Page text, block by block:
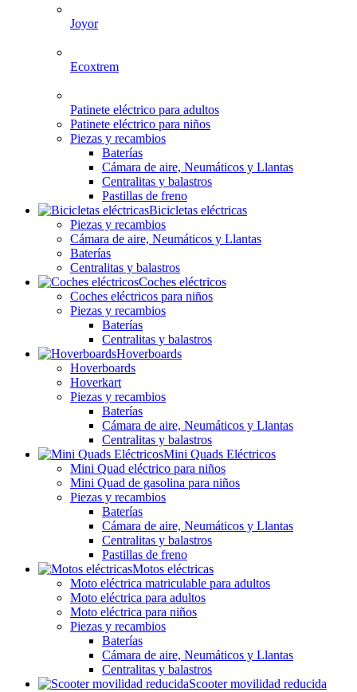
Joyor
Ecoxtrem
Patinete eléctrico para adultos
Patinete eléctrico para niños
Piezas y recambios
Baterías
Cámara de aire, Neumáticos y Llantas
Centralitas y balastros
Pastillas de freno
Bicicletas eléctricas
Piezas y recambios
Cámara de aire, Neumáticos y Llantas
Baterías
Centralitas y balastros
Coches eléctricos
Coches eléctricos para niños
Piezas y recambios
Baterías
Centralitas y balastros
Hoverboards
Hoverboards
Hoverkart
Piezas y recambios
Baterías
Cámara de aire, Neumáticos y Llantas
Centralitas y balastros
Mini Quads Eléctricos
Mini Quad eléctrico para niños
Mini Quad de gasolina para niños
Piezas y recambios
Baterías
Cámara de aire, Neumáticos y Llantas
Centralitas y balastros
Pastillas de freno
Motos eléctricas
Moto eléctrica matriculable para adultos
Moto eléctrica para adultos
Moto eléctrica para niños
Piezas y recambios
Baterías
Cámara de aire, Neumáticos y Llantas
Centralitas y balastros
Scooter movilidad reducida